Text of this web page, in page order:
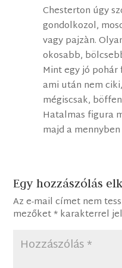
Chesterton úgy
gondolkozol,
vagy pajzàn.
okosabb,
Mint egy jó
ami után nem
mégiscsak,
Hatalmas figura
majd a
Egy hozzászólás
Az e-mail címet nem
mezőket*karakterrel